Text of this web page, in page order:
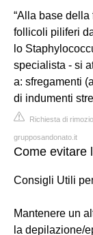
“Alla base
follicoli piliferi
lo
specialista - si
a: sfregamenti
di indumenti
Richiesta di
grupposandonato.it
Come evitare
Consigli Utili
Mantenere un
la depilazione/